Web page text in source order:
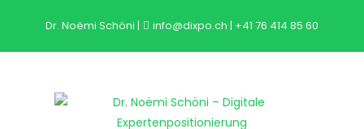
springen
Dr. Noëmi Schöni | info@dixpo.ch | +41 76 414 85 60